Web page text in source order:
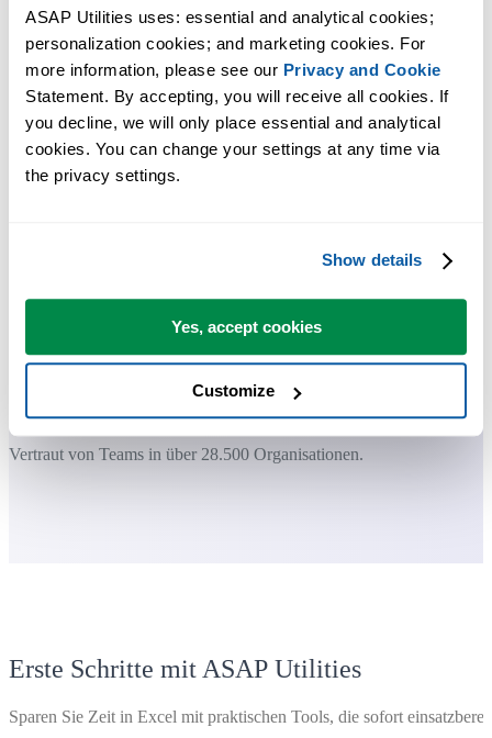
ASAP Utilities uses: essential and analytical cookies;
personalization cookies; and marketing cookies. For
more information, please see our Privacy and Cookie
Statement. By accepting, you will receive all cookies. If
you decline, we will only place essential and analytical
cookies. You can change your settings at any time via
the privacy settings.
Show details
Yes, accept cookies
Customize
Praktische Tools, die viele Excel-Nutzer in Excel vermissen.
Zeit sparen in Excel. Schnell und einfach.
ASAP Utilities hilft Ihnen, Zeit zu sparen und Dinge zu tun, die mit
Die meisten Nutzer beginnen mit wenigen Tools. Viele nutzen
Vertraut von Teams in über 28.500 Organisationen.
Erste Schritte mit ASAP Utilities
Sparen Sie Zeit in Excel mit praktischen Tools, die sofort einsatzbereit